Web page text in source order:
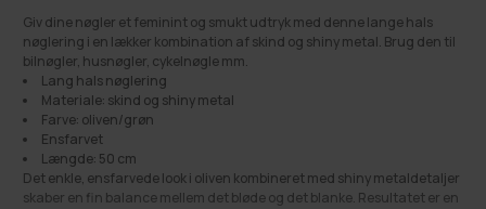
Giv dine nøgler et feminint og smukt udtryk med denne lange hals
nøglering i en lækker kombination af skind og shiny metal. Brug den til
bilnøgler, husnøgler, cykelnøgle mm.
Lang hals nøglering
Materiale: skind og shiny metal
Farve: oliven/grøn
Ensfarvet
Længde: 50 cm
Det enkle, ensfarvede look i oliven kombineret med shiny metaldetaljer
skaber en fin balance mellem det bløde og det blanke. Resultatet er en